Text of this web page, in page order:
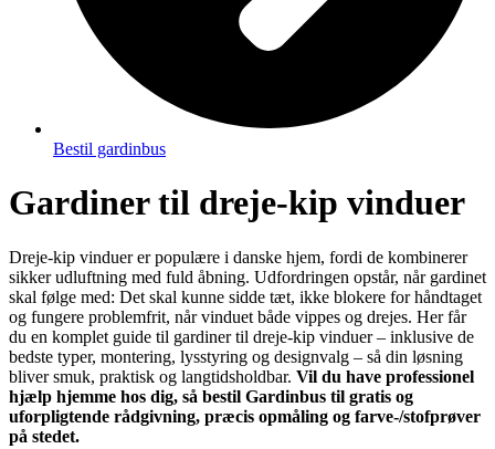
Bestil gardinbus
Gardiner til dreje-kip vinduer
Dreje-kip vinduer er populære i danske hjem, fordi de kombinerer
sikker udluftning med fuld åbning. Udfordringen opstår, når gardinet
skal følge med: Det skal kunne sidde tæt, ikke blokere for håndtaget
og fungere problemfrit, når vinduet både vippes og drejes. Her får
du en komplet guide til gardiner til dreje-kip vinduer – inklusive de
bedste typer, montering, lysstyring og designvalg – så din løsning
bliver smuk, praktisk og langtidsholdbar. Vil du have professionel
hjælp hjemme hos dig, så bestil Gardinbus til gratis og
uforpligtende rådgivning, præcis opmåling og farve-/stofprøver
på stedet.